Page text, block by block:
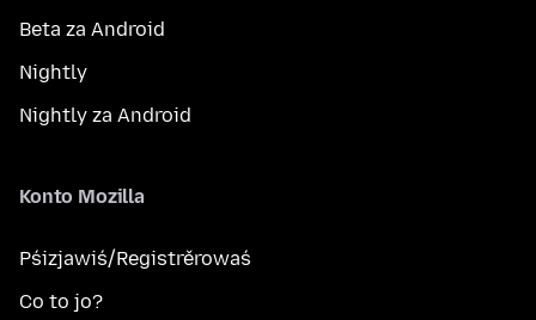
Beta za Android
Nightly
Nightly za Android
Konto Mozilla
Pśizjawiś/Registrěrowaś
Co to jo?